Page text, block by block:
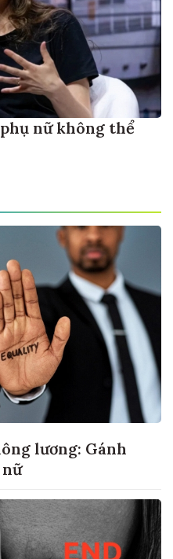
nữ không thể
lương: Gánh